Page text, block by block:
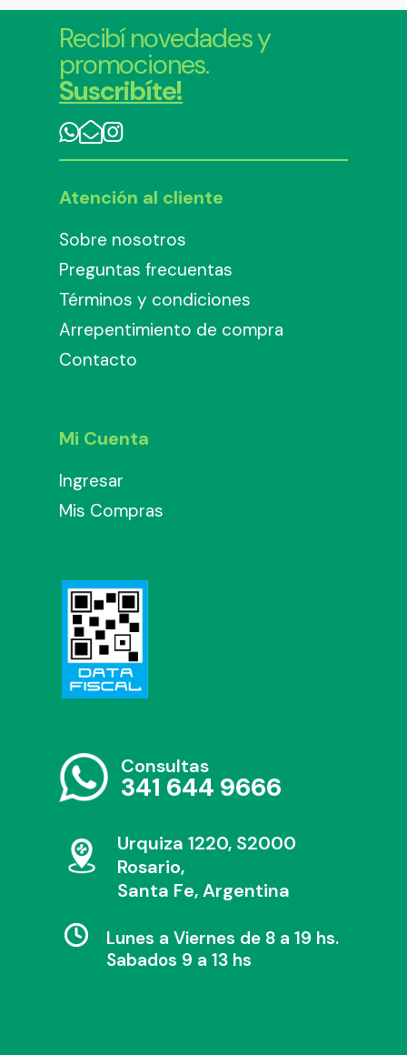
Recibí novedades y
promociones.
Suscribíte!
Atención al cliente
Sobre nosotros
Preguntas frecuentas
Términos y condiciones
Arrepentimiento de compra
Contacto
Mi Cuenta
Ingresar
Mis Compras
Consultas
341 644 9666
Urquiza 1220, S2000
Rosario,
Santa Fe, Argentina
Lunes a Viernes de 8 a 19 hs.
Sabados 9 a 13 hs